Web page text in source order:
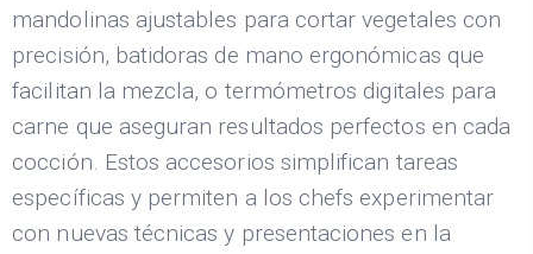
mandolinas ajustables para cortar vegetales con
precisión, batidoras de mano ergonómicas que
facilitan la mezcla, o termómetros digitales para
carne que aseguran resultados perfectos en cada
cocción. Estos accesorios simplifican tareas
específicas y permiten a los chefs experimentar
con nuevas técnicas y presentaciones en la